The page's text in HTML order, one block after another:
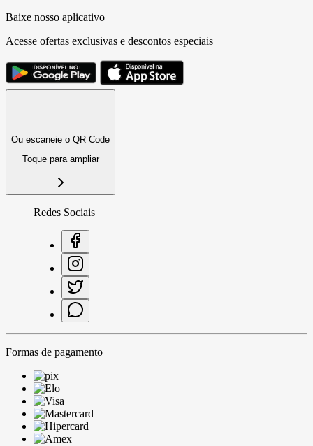
Baixe nosso aplicativo
Acesse ofertas exclusivas e descontos especiais
Ou escaneie o QR Code
Toque para ampliar
Redes Sociais
Formas de pagamento